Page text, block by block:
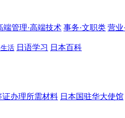
端管理·高端技术 事务·文职类 营业
活 日语学习 日本百科
证办理所需材料 日本国驻华大使馆